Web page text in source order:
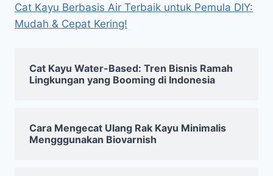
Cat Kayu Berbasis Air Terbaik untuk Pemula DIY:
Mudah & Cepat Kering!
Cat Kayu Water-Based: Tren Bisnis Ramah
Lingkungan yang Booming di Indonesia
Cara Mengecat Ulang Rak Kayu Minimalis
Mengggunakan Biovarnish